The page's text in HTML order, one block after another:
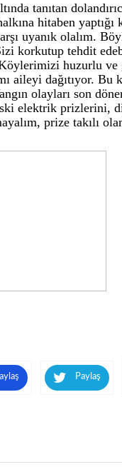
tanıtan
hitaben yaptığı
uyanık olalım.
korkutup tehdit
huzurlu ve
aileyi dağıtıyor.
olayları son
elektrik prizlerini,
prize takılı
Paylaş